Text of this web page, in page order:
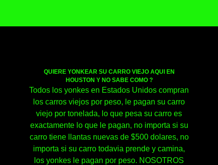
QUIERE YONKEAR SU CARRO VIEJO AQUI EN
HOUSTON Y NO SABE COMO ?
Todos los yonkes en Estados Unidos compran
los carros viejos por peso, le pagan su carro
viejo por tonelada, lo que pesa su carro es
exactamente lo que le pagan, no importa si su
carro tiene llantas nuevas de $500 dolares, no
importa si su carro todavia prende y camina,
los yonkes le pagan por peso. NOSOTROS